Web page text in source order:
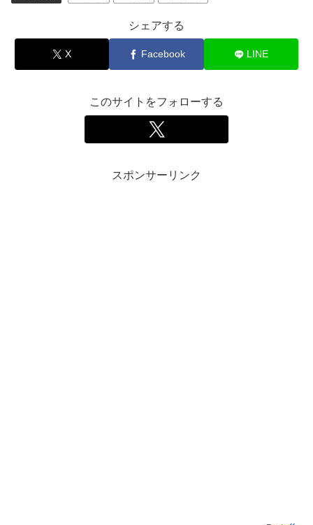
シェアする
X Facebook LINE
このサイトをフォローする
スポンサーリンク